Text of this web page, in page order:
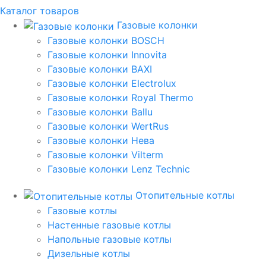
Каталог товаров
Газовые колонки
Газовые колонки BOSCH
Газовые колонки Innovita
Газовые колонки BAXI
Газовые колонки Electrolux
Газовые колонки Royal Thermo
Газовые колонки Ballu
Газовые колонки WertRus
Газовые колонки Нева
Газовые колонки Vilterm
Газовые колонки Lenz Technic
Отопительные котлы
Газовые котлы
Настенные газовые котлы
Напольные газовые котлы
Дизельные котлы